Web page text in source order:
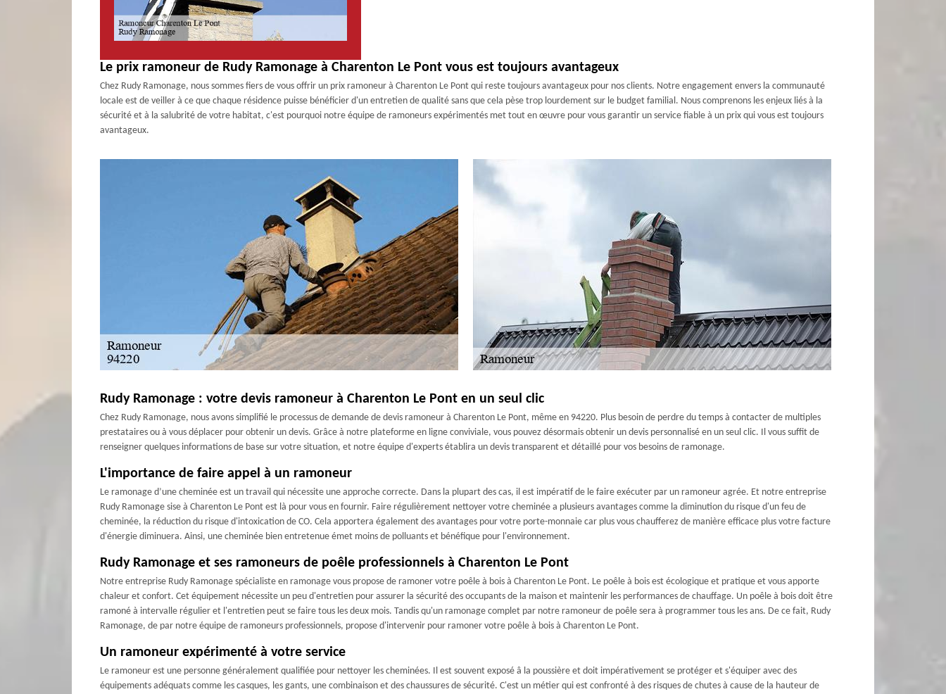
Le prix ramoneur de Rudy Ramonage à Charenton Le Pont vous est toujours avantageux
Chez Rudy Ramonage, nous sommes fiers de vous offrir un prix ramoneur à Charenton Le Pont qui reste toujours avantageux pour nos clients. Notre engagement envers la communauté
locale est de veiller à ce que chaque résidence puisse bénéficier d'un entretien de qualité sans que cela pèse trop lourdement sur le budget familial. Nous comprenons les enjeux liés à la
sécurité et à la salubrité de votre habitat, c'est pourquoi notre équipe de ramoneurs expérimentés met tout en œuvre pour vous garantir un service fiable à un prix qui vous est toujours
avantageux.
Rudy Ramonage : votre devis ramoneur à Charenton Le Pont en un seul clic
Chez Rudy Ramonage, nous avons simplifié le processus de demande de devis ramoneur à Charenton Le Pont, même en 94220. Plus besoin de perdre du temps à contacter de multiples
prestataires ou à vous déplacer pour obtenir un devis. Grâce à notre plateforme en ligne conviviale, vous pouvez désormais obtenir un devis personnalisé en un seul clic. Il vous suffit de
renseigner quelques informations de base sur votre situation, et notre équipe d'experts établira un devis transparent et détaillé pour vos besoins de ramonage.
L'importance de faire appel à un ramoneur
Le ramonage d’une cheminée est un travail qui nécessite une approche correcte. Dans la plupart des cas, il est impératif de le faire exécuter par un ramoneur agrée. Et notre entreprise
Rudy Ramonage sise à Charenton Le Pont est là pour vous en fournir. Faire régulièrement nettoyer votre cheminée a plusieurs avantages comme la diminution du risque d'un feu de
cheminée, la réduction du risque d'intoxication de CO. Cela apportera également des avantages pour votre porte-monnaie car plus vous chaufferez de manière efficace plus votre facture
d'énergie diminuera. Ainsi, une cheminée bien entretenue émet moins de polluants et bénéfique pour l'environnement.
Rudy Ramonage et ses ramoneurs de poêle professionnels à Charenton Le Pont
Notre entreprise Rudy Ramonage spécialiste en ramonage vous propose de ramoner votre poêle à bois à Charenton Le Pont. Le poêle à bois est écologique et pratique et vous apporte
chaleur et confort. Cet équipement nécessite un peu d'entretien pour assurer la sécurité des occupants de la maison et maintenir les performances de chauffage. Un poêle à bois doit être
ramoné à intervalle régulier et l'entretien peut se faire tous les deux mois. Tandis qu'un ramonage complet par notre ramoneur de poêle sera à programmer tous les ans. De ce fait, Rudy
Ramonage, de par notre équipe de ramoneurs professionnels, propose d'intervenir pour ramoner votre poêle à bois à Charenton Le Pont.
Un ramoneur expérimenté à votre service
Le ramoneur est une personne généralement qualifiée pour nettoyer les cheminées. Il est souvent exposé â la poussière et doit impérativement se protéger et s'équiper avec des
équipements adéquats comme les casques, les gants, une combinaison et des chaussures de sécurité. C'est un métier qui est confronté à des risques de chutes à cause de la hauteur de